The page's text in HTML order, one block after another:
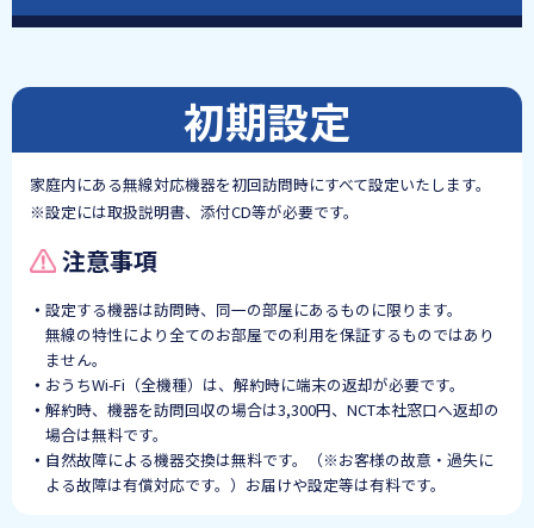
初期設定
家庭内にある無線対応機器を初回訪問時にすべて設定いたします。
※設定には取扱説明書、添付CD等が必要です。
注意事項
設定する機器は訪問時、同一の部屋にあるものに限ります。
無線の特性により全てのお部屋での利用を保証するものではあり
ません。
おうちWi-Fi（全機種）は、解約時に端末の返却が必要です。
解約時、機器を訪問回収の場合は3,300円、NCT本社窓口へ返却の
場合は無料です。
自然故障による機器交換は無料です。（※お客様の故意・過失に
よる故障は有償対応です。）お届けや設定等は有料です。